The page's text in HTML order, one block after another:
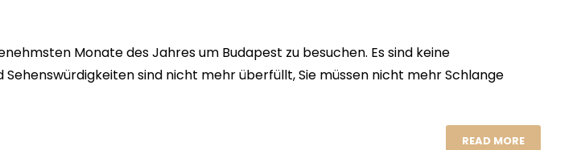
Monate des Jahres um Budapest zu besuchen. Es sind keine
sind nicht mehr überfüllt, Sie müssen nicht mehr Schlange
READ MORE